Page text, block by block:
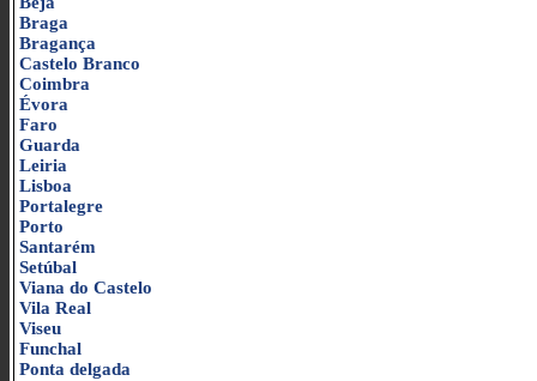
Braga
Bragança
Castelo Branco
Coimbra
Évora
Faro
Guarda
Leiria
Lisboa
Portalegre
Porto
Santarém
Setúbal
Viana do Castelo
Vila Real
Viseu
Funchal
Ponta delgada